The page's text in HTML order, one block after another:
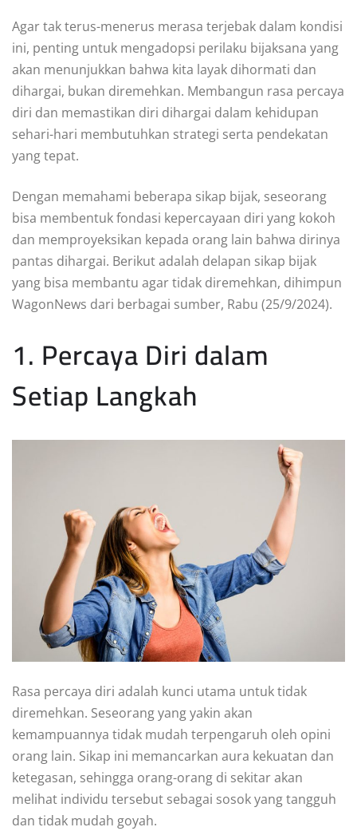
Agar tak terus-menerus merasa terjebak dalam kondisi
ini, penting untuk mengadopsi perilaku bijaksana yang
akan menunjukkan bahwa kita layak dihormati dan
dihargai, bukan diremehkan. Membangun rasa percaya
diri dan memastikan diri dihargai dalam kehidupan
sehari-hari membutuhkan strategi serta pendekatan
yang tepat.
Dengan memahami beberapa sikap bijak, seseorang
bisa membentuk fondasi kepercayaan diri yang kokoh
dan memproyeksikan kepada orang lain bahwa dirinya
pantas dihargai. Berikut adalah delapan sikap bijak
yang bisa membantu agar tidak diremehkan, dihimpun
WagonNews dari berbagai sumber, Rabu (25/9/2024).
1. Percaya Diri dalam
Setiap Langkah
Rasa percaya diri adalah kunci utama untuk tidak
diremehkan. Seseorang yang yakin akan
kemampuannya tidak mudah terpengaruh oleh opini
orang lain. Sikap ini memancarkan aura kekuatan dan
ketegasan, sehingga orang-orang di sekitar akan
melihat individu tersebut sebagai sosok yang tangguh
dan tidak mudah goyah.